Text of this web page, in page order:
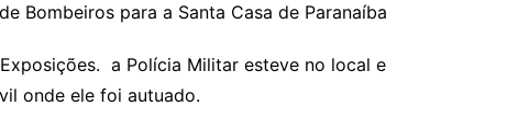
Bombeiros para a Santa Casa de Paranaíba
a Polícia Militar esteve no local e
onde ele foi autuado.